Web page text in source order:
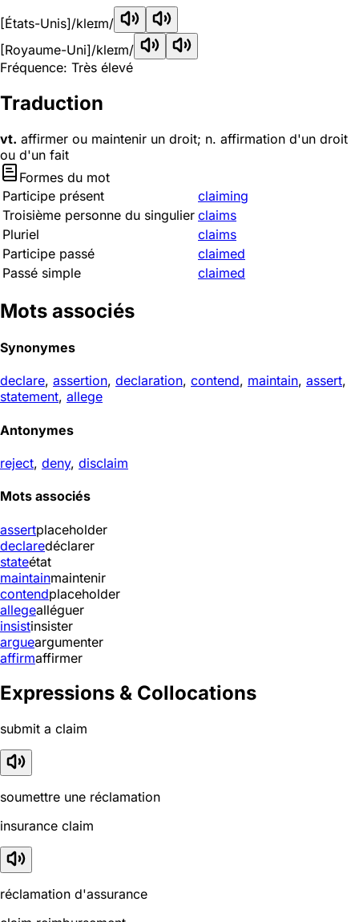
[États-Unis]/kleɪm/
[Royaume-Uni]/kleɪm/
Fréquence: Très élevé
Traduction
vt. affirmer ou maintenir un droit; n. affirmation d'un droit
ou d'un fait
Formes du mot
Participe présent
claiming
Troisième personne du singulier claims
Pluriel
claims
Participe passé
claimed
Passé simple
claimed
Mots associés
Synonymes
declare, assertion, declaration, contend, maintain, assert,
statement, allege
Antonymes
reject, deny, disclaim
Mots associés
assertplaceholder
declaredéclarer
stateétat
maintainmaintenir
contendplaceholder
allegealléguer
insistinsister
argueargumenter
affirmaffirmer
Expressions & Collocations
submit a claim
soumettre une réclamation
insurance claim
réclamation d'assurance